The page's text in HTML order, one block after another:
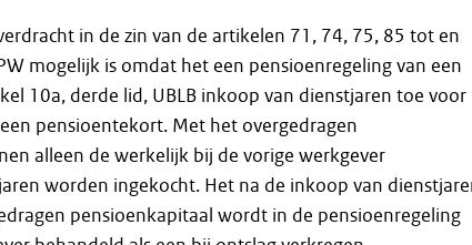
in de zin van de artikelen 71, 74, 75, 85 tot en
mogelijk is omdat het een pensioenregeling van een
10a, derde lid, UBLB inkoop van dienstjaren toe voor
pensioentekort. Met het overgedragen
alleen de werkelijk bij de vorige werkgever
worden ingekocht. Het na de inkoop van
pensioenkapitaal wordt in de pensioenregeling